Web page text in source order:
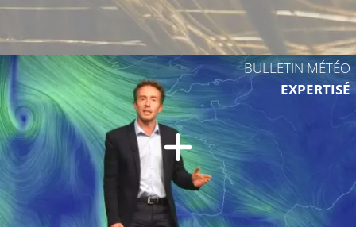
BULLETIN MÉTÉO
EXPERTISÉ